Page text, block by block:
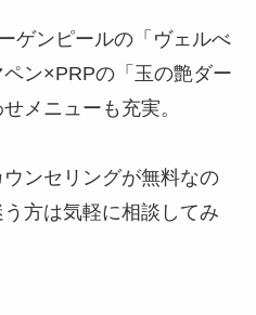
ゲンピールの「ヴェルべ
ン×PRPの「玉の艶ダー
メニューも充実。
ウンセリングが無料なの
方は気軽に相談してみ